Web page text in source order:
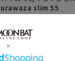
urawaza slim 55
シンプルな手開きの雨
大きいタイプが欲し
urawaza slim Auto 55
自動開閉式折りたたみ雨
自動開閉タイプが更